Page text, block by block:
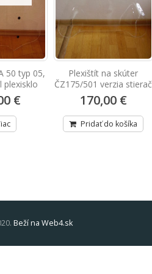
50 typ 05,
plexisklo
€
Plexištít na skúter
ČZ175/501 verzia stierač
170,00 €
Pridať do košíka
Beží na Web4.sk